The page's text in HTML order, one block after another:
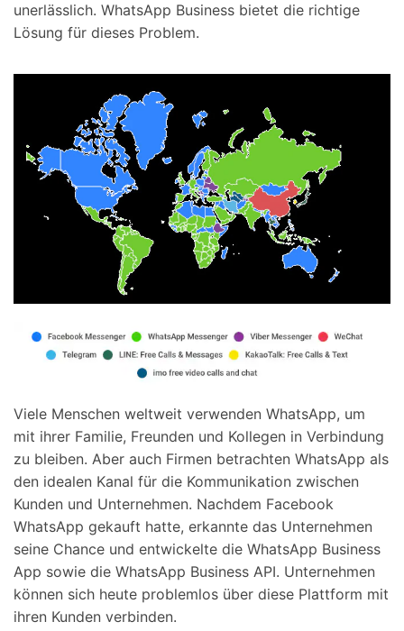
unerlässlich. WhatsApp Business bietet die richtige
Lösung für dieses Problem.
Viele Menschen weltweit verwenden WhatsApp, um
mit ihrer Familie, Freunden und Kollegen in Verbindung
zu bleiben. Aber auch Firmen betrachten WhatsApp als
den idealen Kanal für die Kommunikation zwischen
Kunden und Unternehmen. Nachdem Facebook
WhatsApp gekauft hatte, erkannte das Unternehmen
seine Chance und entwickelte die WhatsApp Business
App sowie die WhatsApp Business API. Unternehmen
können sich heute problemlos über diese Plattform mit
ihren Kunden verbinden.